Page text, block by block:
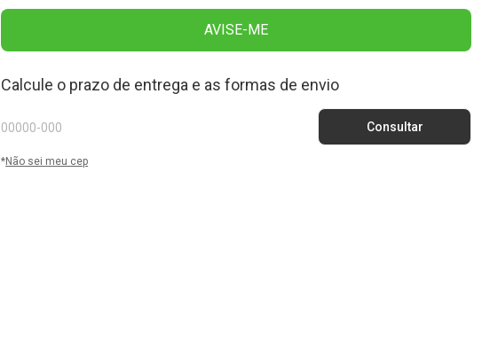
AVISE-ME
Calcule o prazo de entrega e as formas de envio
*Não sei meu cep